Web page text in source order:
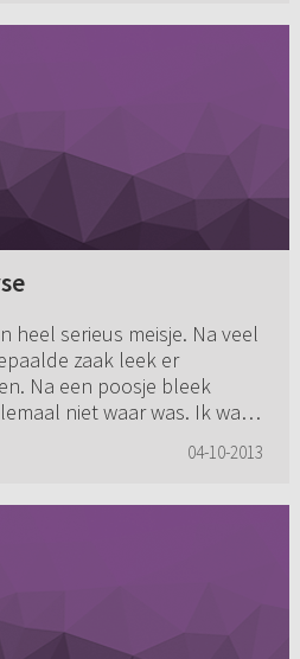
heel serieus meisje. Na veel
zaak leek er
Na een poosje bleek
niet waar was. Ik was
04-10-2013